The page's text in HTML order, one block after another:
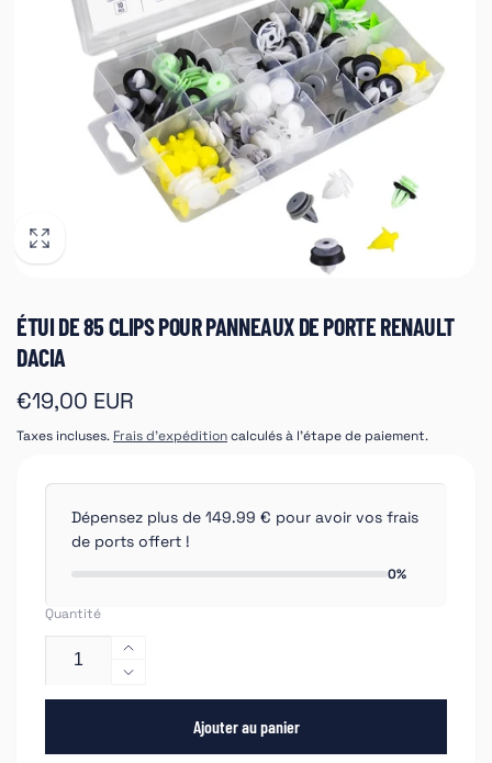
ÉTUI DE 85 CLIPS POUR PANNEAUX DE PORTE RENAULT
DACIA
Prix
habituel
€19,00 EUR
Taxes incluses. Frais d'expéditioncalculés à l'étape de paiement.
Dépensez plus de 149.99 € pour avoir vos frais
de ports offert !
0%
Quantité
Augmenter
la
quantité
ÉTUI
Réduire
la
quantité
de
Ajouter au panier